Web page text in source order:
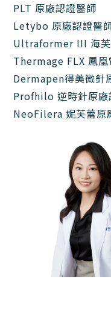
PLT 原廠認證醫師
Letybo 原廠認證醫
Ultraformer III 海芙
Thermage FLX 鳳
Dermapen得美微針
Profhilo 逆時針原廠
NeoFilera 妮芙蕾原